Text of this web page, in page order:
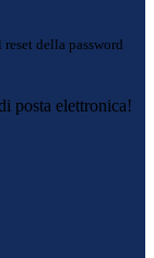
della password
posta elettronica!